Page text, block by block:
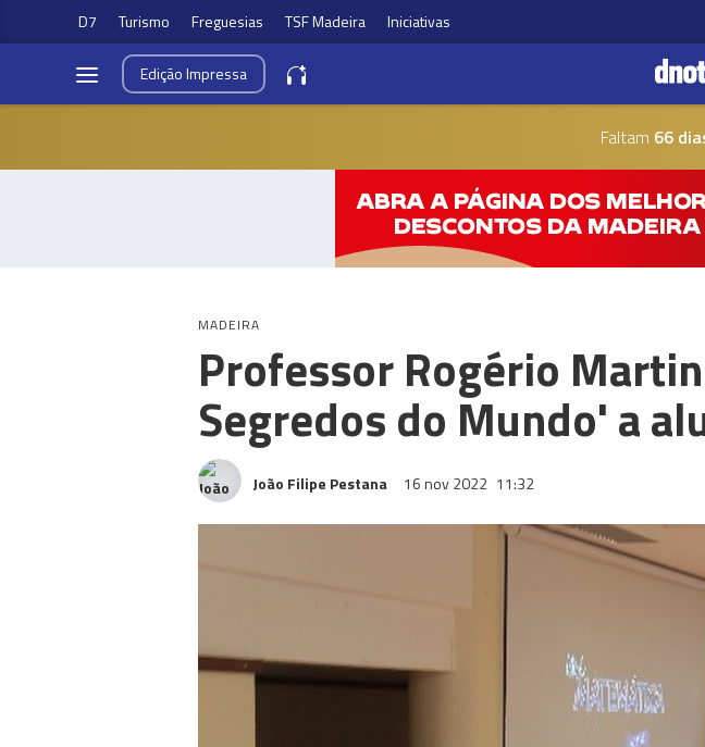
D7 Turismo Freguesias TSF Madeira Iniciativas
EdiçãoImpressa
Faltam 66
MADEIRA
Professor Rogério
Segredos do Mundo' a
João Filipe Pestana 16 nov 2022 11:32